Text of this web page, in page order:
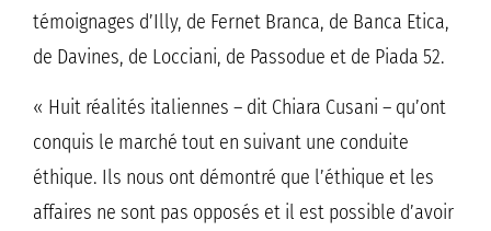
témoignages d’Illy, de Fernet Branca, de Banca Etica,
de Davines, de Locciani, de Passodue et de Piada 52.
« Huit réalités italiennes – dit Chiara Cusani – qu’ont
conquis le marché tout en suivant une conduite
éthique. Ils nous ont démontré que l’éthique et les
affaires ne sont pas opposés et il est possible d’avoir